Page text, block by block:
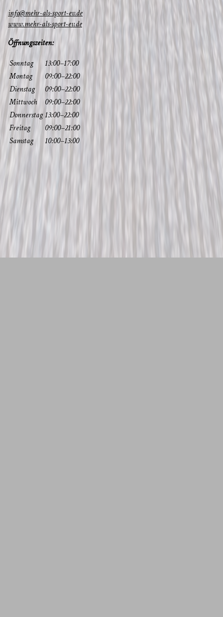
info@mehr-als-sport-ev.de
www.mehr-als-sport-ev.de
Öff­nungs­zei­ten:
Sonn­tag
13:00–17:00
Mon­tag
09:00–22:00
Diens­tag
09:00–22:00
Mitt­woch
09:00–22:00
Don­ners­tag 13:00–22:00
Frei­tag
09:00–21:00
Sams­tag
10:00–13:00